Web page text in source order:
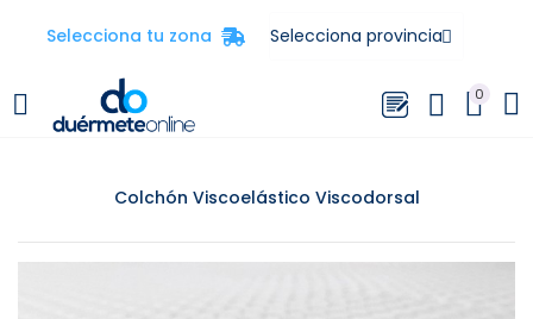
Selecciona tu zona
0
Colchón Viscoelástico Viscodorsal